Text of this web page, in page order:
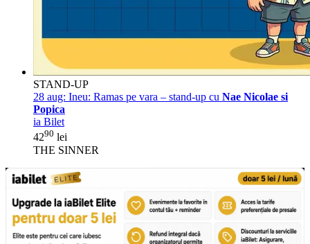
STAND-UP
28 aug: Ineu: Ramas pe vara – stand-up cu Nae Nicolae si
Popica
ia Bilet
4290 lei
THE SINNER